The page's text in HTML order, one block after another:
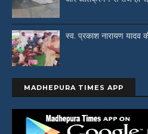
स्व. प्रकाश नारायण यादव
MADHEPURA TIMES APP